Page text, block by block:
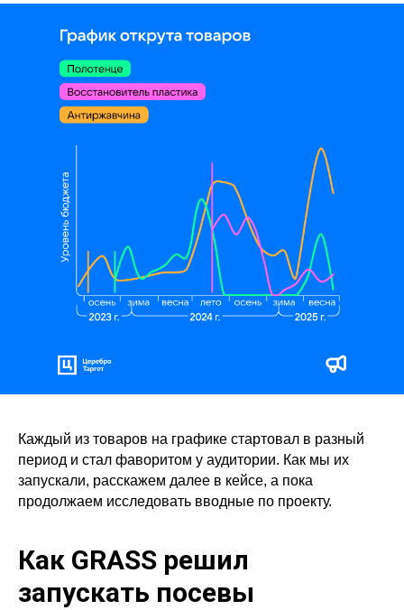
Каждый из товаров на графике стартовал в разный
период и стал фаворитом у аудитории. Как мы их
запускали, расскажем далее в кейсе, а пока
продолжаем исследовать вводные по проекту.
Как GRASS решил
запускать посевы